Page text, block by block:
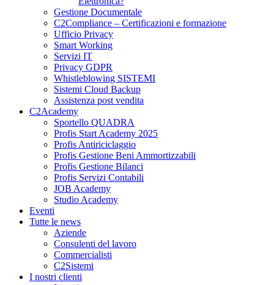
Gestione Documentale
C2Compliance – Certificazioni e formazione
Ufficio Privacy
Smart Working
Servizi IT
Privacy GDPR
Whistleblowing SISTEMI
Sistemi Cloud Backup
Assistenza post vendita
C2Academy
Sportello QUADRA
Profis Start Academy 2025
Profis Antiriciclaggio
Profis Gestione Beni Ammortizzabili
Profis Gestione Bilanci
Profis Servizi Contabili
JOB Academy
Studio Academy
Eventi
Tutte le news
Aziende
Consulenti del lavoro
Commercialisti
C2Sistemi
I nostri clienti